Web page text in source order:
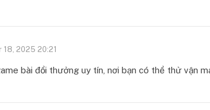
18, 2025 20:21
bài đổi thưởng uy tín, nơi bạn có thể thử vận